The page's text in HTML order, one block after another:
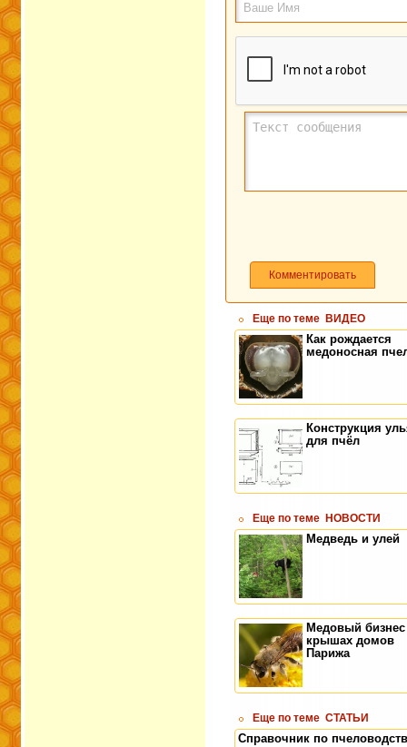
Комментировать
Еще по теме ВИДЕО
Как рождается
медоносная
Конструкция
для пчёл
Еще по теме НОВОСТИ
Медведь и улей
Медовый бизнес
крышах домов
Парижа
Еще по теме СТАТЬИ
Справочник по